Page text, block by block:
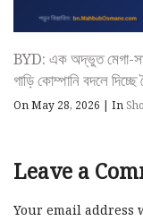
BYD: এক অদ্ভুত মেগা-
গাড়ি কোম্পানি বদলে
On May 28, 2026 | In
Leave a
Your email address